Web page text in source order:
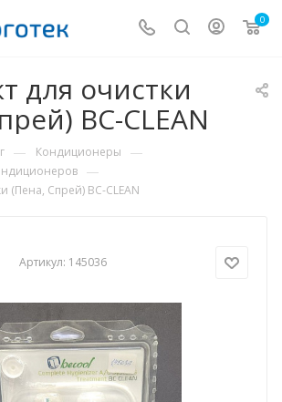
0
для очистки
BC-CLEAN
— Кондиционеры —
—
(Пена, Спрей) BC-CLEAN
Артикул: 145036